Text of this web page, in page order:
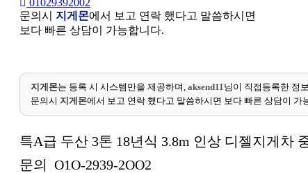
문의시 지게몬에서 보고 연락 했다고 말씀하시면
보다 빠른 상담이 가능합니다.
지게몬는 등록 시 시스템만을 제공하며, aksend11 님이 직접등록한 정
문의시 지게몬에서 보고 연락 했다고 말씀하시면 보다 빠른 상담이 가
특A급 두산 3톤 18년식 3.8m 인상 디젤지게차
문의 O1O-2939-2OO2